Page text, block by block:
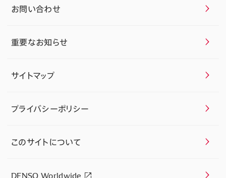
お問い合わせ
重要なお知らせ
サイトマップ
プライバシーポリシー
このサイトについて
DENSO Worldwide